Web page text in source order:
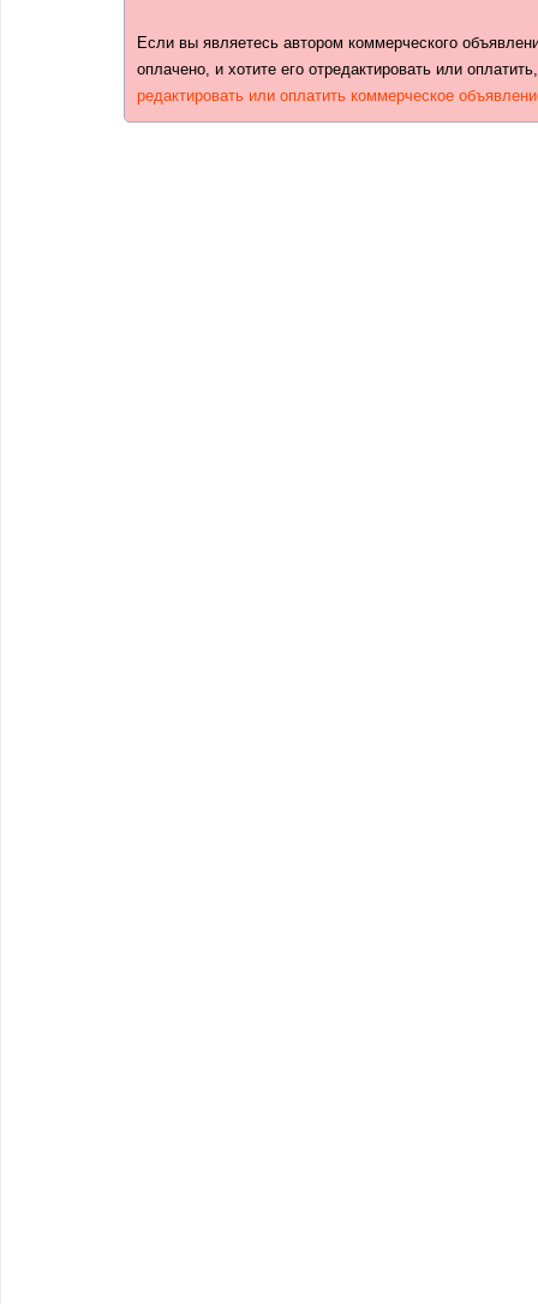
Если вы являетесь автором коммерческого
оплачено, и хотите его отредактировать или
редактировать или оплатить коммерческое